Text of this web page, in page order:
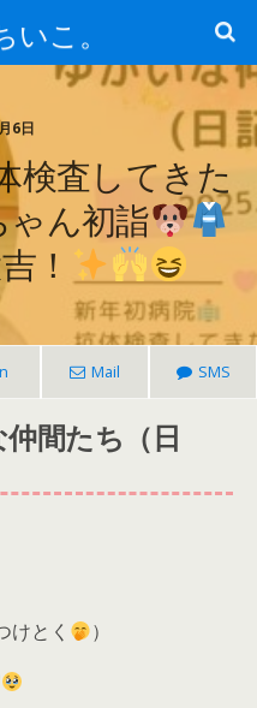
こ。
6日
検査してきた
ん初詣
！
Mail SMS
間たち（日
けとく
）